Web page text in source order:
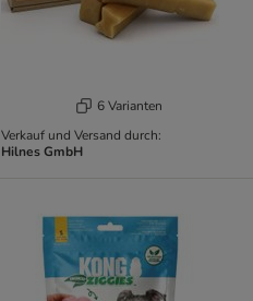
6 Varianten
Verkauf und Versand durch:
Hilnes GmbH